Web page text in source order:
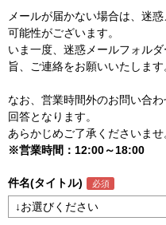
メールが届かない場合は、迷
可能性がございます。
いま一度、迷惑メールフォル
旨、ご連絡をお願いいたします
なお、営業時間外のお問い合
回答となります。
あらかじめご了承くださいませ
※営業時間：12:00～18:00
件名(タイトル)